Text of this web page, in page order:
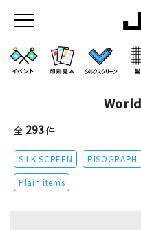
JAMのこと
全 293件
SILK SCREEN RISOGRAPH
Plain items